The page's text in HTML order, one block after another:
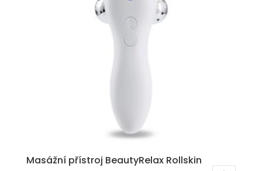
Masážní přístroj BeautyRelax Rollskin